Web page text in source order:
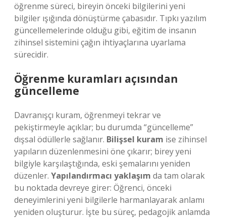
öğrenme süreci, bireyin önceki bilgilerini yeni
bilgiler ışığında dönüştürme çabasıdır. Tıpkı yazılım
güncellemelerinde olduğu gibi, eğitim de insanın
zihinsel sistemini çağın ihtiyaçlarına uyarlama
sürecidir.
Öğrenme kuramları açısından
güncelleme
Davranışçı kuram, öğrenmeyi tekrar ve
pekiştirmeyle açıklar; bu durumda “güncelleme”
dışsal ödüllerle sağlanır. Bilişsel kuram ise zihinsel
yapıların düzenlenmesini öne çıkarır; birey yeni
bilgiyle karşılaştığında, eski şemalarını yeniden
düzenler. Yapılandırmacı yaklaşım da tam olarak
bu noktada devreye girer: Öğrenci, önceki
deneyimlerini yeni bilgilerle harmanlayarak anlamı
yeniden oluşturur. İşte bu süreç, pedagojik anlamda